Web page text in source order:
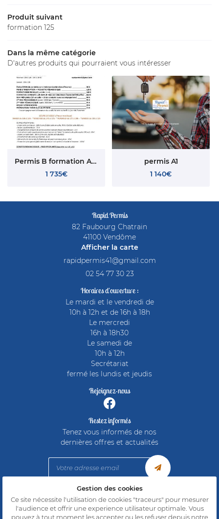
Galerie
Actualités
Rejoignez-nous
Produit suivant
formation 125
Dans la même catégorie
D'autres produits qui pourraient vous intéresser
Permis B formation AAC
1 735€
permis A1
1 140€
Rapid Permis
82 Faubourg Chatrain
41100 Vendôme
Afficher la carte
02 54 77 30 23
Horaires d'ouverture :
Le mardi et le vendredi de
10h à 12h et de 16h à 18h
Le mercredi
16h à 18h30
Le samedi de
10h à 12h
Secrétariat
fermé les lundis et jeudis
Rejoignez-nous
Restez informés
Tenez vous informés de nos
dernières offres et actualités
Mentions Légales
Conditions générales d'utilisation
Politique de confidentialité
Gestion des cookies
Ce site nécessite l'utilisation de cookies "traceurs" pour mesurer
l'audience et offrir une experience utilisateur optimale. Vous
pouvez à tout moment les accepter ou les refuser depuis notre